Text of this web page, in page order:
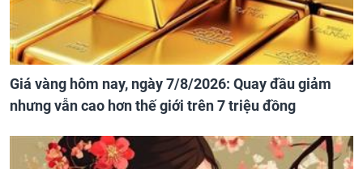
Giá vàng hôm nay, ngày 7/8/2026: Quay đầu giảm
nhưng vẫn cao hơn thế giới trên 7 triệu đồng